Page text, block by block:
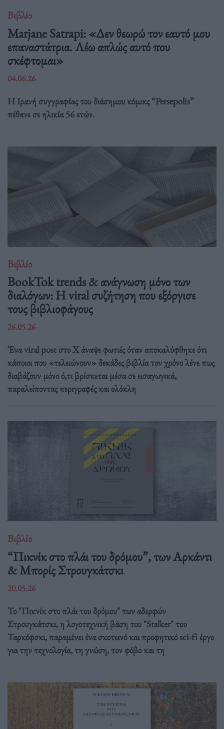
Βιβλίο
Marjane Satrapi: «Δεν θεωρώ τον εαυτό μου
επαναστάτρια. Λέω απλώς αυτό που
σκέφτομαι»
04.06.26
Η Ιρανή συγγραφέας του διάσημου κόμικς “Persepolis”
πέθανε σε ηλικία 56 ετών.
Βιβλίο
BookTok trends & ανάγνωση μόνο των
διαλόγων: Η viral συζήτηση που εξόργισε
τους βιβλιοφάγους
26.05.26
Ένα viral post στο X άναψε φωτιές όταν αποκαλύφθηκε ότι
κάποιοι που «τελειώνουν» δεκάδες βιβλία τον χρόνο λένε πως
διαβάζουν μόνο ό,τι βρίσκεται μέσα σε εισαγωγικά,
παραλείποντας περιγραφές και ολόκλη
Βιβλίο
“Πικνίκ στο πλάι του δρόμου”, των Αρκάντι
& Μπορίς Στρουγκάτσκι
20.05.26
Το "Πικνίκ στο πλάι του δρόμου" των αδερφών
Στρουγκάτσκι, η λογοτεχνική βάση του "Stalker" του
Ταρκόφσκι, παραμένει ένα σκοτεινό και προφητικό sci-fi έργο
για την τεχνολογία, τη γνώση, τον φόβο και τη